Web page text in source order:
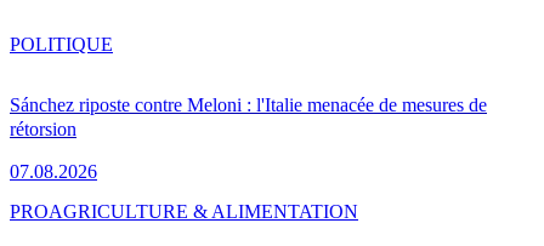
Sánchez riposte contre Meloni : l'Italie menacée de mesures de
rétorsion
07.08.2026
POLITIQUE
PROAGRICULTURE & ALIMENTATION